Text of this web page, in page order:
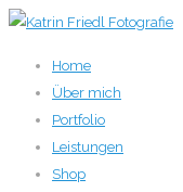
Home
Über mich
Portfolio
Leistungen
Shop